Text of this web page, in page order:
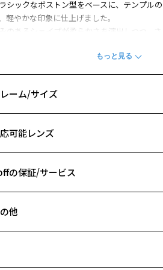
シックなボストン型をベースに、テンプル
軽やかな印象に仕上げました。
のあるシェイプが柔らかさを演出しつつ、
ンでもオフでも使いやすく、幅広いライフス
や色味の出方に個体差があり、画像と異なる
ーム/サイズ
リッジ(鼻部分)の横幅：20mm
可能レンズ
フレームとレンズの合計料金を
の保証/サービス
他